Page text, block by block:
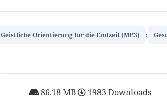
Geistliche Orientierung für die Endzeit (MP3) ,
86.18 MB 1983 Downloads